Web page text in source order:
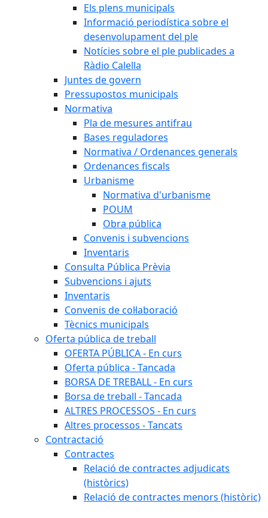
Els plens municipals
Informació periodística sobre el
desenvolupament del ple
Notícies sobre el ple publicades a
Ràdio Calella
Juntes de govern
Pressupostos municipals
Normativa
Pla de mesures antifrau
Bases reguladores
Normativa / Ordenances generals
Ordenances fiscals
Urbanisme
Normativa d'urbanisme
POUM
Obra pública
Convenis i subvencions
Inventaris
Consulta Pública Prèvia
Subvencions i ajuts
Inventaris
Convenis de col·laboració
Tècnics municipals
Oferta pública de treball
OFERTA PÚBLICA - En curs
Oferta pública - Tancada
BORSA DE TREBALL - En curs
Borsa de treball - Tancada
ALTRES PROCESSOS - En curs
Altres processos - Tancats
Contractació
Contractes
Relació de contractes adjudicats
(històrics)
Relació de contractes menors (històric)